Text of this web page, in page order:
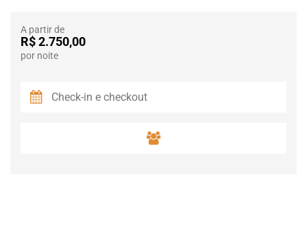
A partir de
R$ 2.750,00
por noite